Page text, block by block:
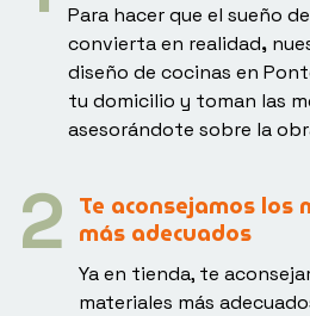
Para hacer que el sueño de
convierta en realidad,
diseño de cocinas en
tu domicilio y toman las
asesorándote sobre la
Te aconsejamos los
más adecuados
Ya en tienda, te
materiales más